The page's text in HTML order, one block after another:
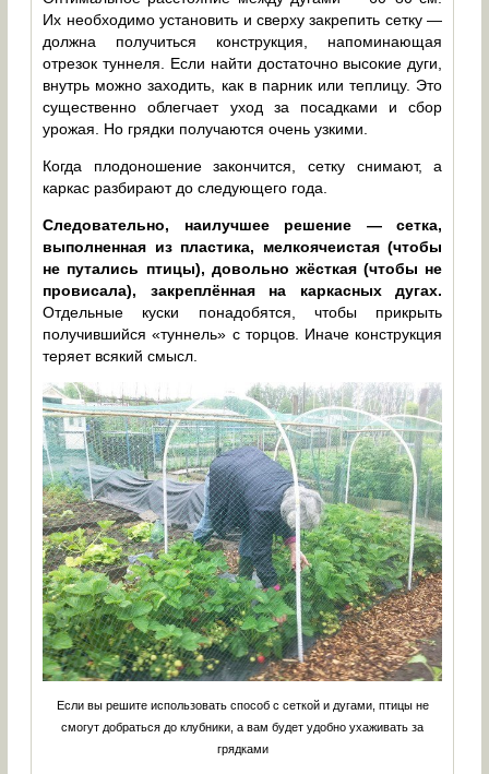
Их необходимо установить и сверху закрепить сетку —
должна получиться конструкция, напоминающая
отрезок туннеля. Если найти достаточно высокие дуги,
внутрь можно заходить, как в парник или теплицу. Это
существенно облегчает уход за посадками и сбор
урожая. Но грядки получаются очень узкими.
Когда плодоношение закончится, сетку снимают, а
каркас разбирают до следующего года.
Следовательно, наилучшее решение — сетка,
выполненная из пластика, мелкоячеистая (чтобы
не путались птицы), довольно жёсткая (чтобы не
провисала), закреплённая на каркасных дугах.
Отдельные куски понадобятся, чтобы прикрыть
получившийся «туннель» с торцов. Иначе конструкция
теряет всякий смысл.
Если вы решите использовать способ с сеткой и дугами, птицы не
смогут добраться до клубники, а вам будет удобно ухаживать за
грядками